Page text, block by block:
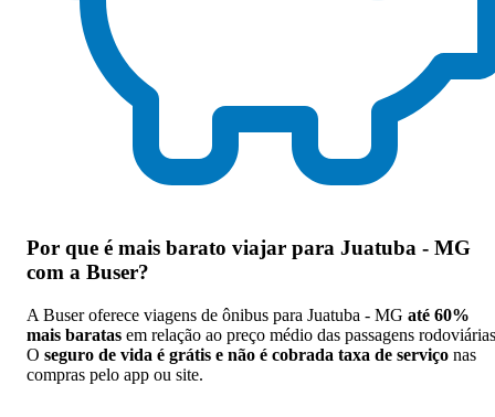
Por que é mais barato viajar para Juatuba - MG
com a Buser?
A Buser oferece viagens de ônibus para Juatuba - MG até 60%
mais baratas em relação ao preço médio das passagens
O seguro de vida é grátis e não é cobrada taxa de serviço nas
compras pelo app ou site.